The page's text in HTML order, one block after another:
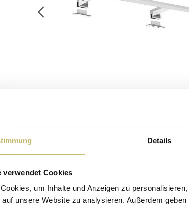
Details
verwendet Cookies
um Inhalte und Anzeigen zu
auf unsere Website zu analysieren. Außerdem